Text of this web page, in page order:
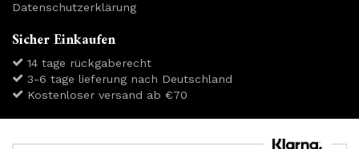
Datenschutzerklärung
Sicher Einkaufen
14 tage rückgaberecht
3-6 tage lieferung nach Deutschland
Kostenloser versand ab €70